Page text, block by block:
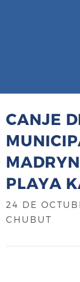
CANJE
PLAYA
24 DE
CHUBUT